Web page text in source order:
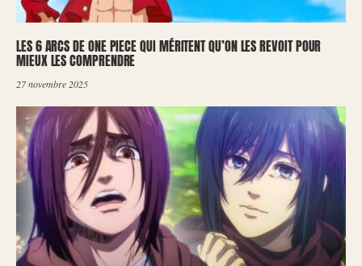
LES 6 ARCS DE ONE PIECE QUI MÉRITENT QU’ON LES REVOIT POUR
MIEUX LES COMPRENDRE
27 novembre 2025